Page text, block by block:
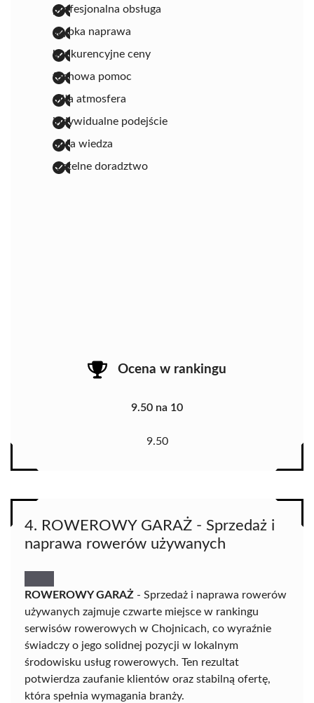
profesjonalna obsługa
szybka naprawa
konkurencyjne ceny
fachowa pomoc
miła atmosfera
indywidualne podejście
duża wiedza
rzetelne doradztwo
Ocena w rankingu
9.50 na 10
9.50
4. ROWEROWY GARAŻ - Sprzedaż i
naprawa rowerów używanych
ROWEROWY GARAŻ - Sprzedaż i naprawa rowerów
używanych zajmuje czwarte miejsce w rankingu
serwisów rowerowych w Chojnicach, co wyraźnie
świadczy o jego solidnej pozycji w lokalnym
środowisku usług rowerowych. Ten rezultat
potwierdza zaufanie klientów oraz stabilną ofertę,
która spełnia wymagania branży.